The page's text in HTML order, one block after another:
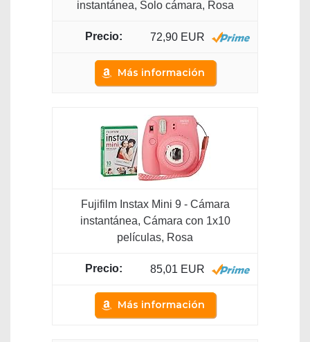
instantánea, Solo cámara, Rosa
72,90 EUR
Más información
Fujifilm Instax Mini 9 - Cámara
instantánea, Cámara con 1x10
películas, Rosa
85,01 EUR
Más información